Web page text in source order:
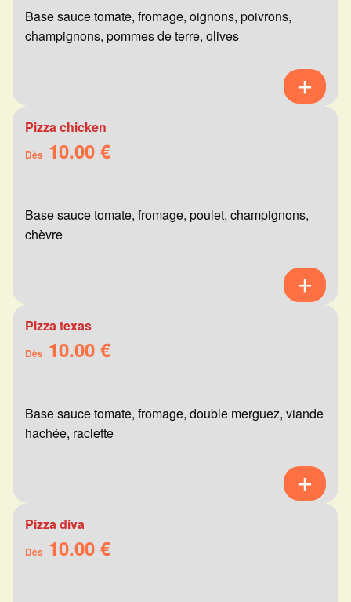
Base sauce tomate, fromage, oignons, poivrons,
champignons, pommes de terre, olives
Pizza chicken
Dès 10.00 €
Base sauce tomate, fromage, poulet, champignons,
chèvre
Pizza texas
Dès 10.00 €
Base sauce tomate, fromage, double merguez, viande
hachée, raclette
Pizza diva
Dès 10.00 €